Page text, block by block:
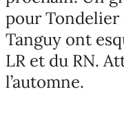
pour Tondelier
Tanguy ont
LR et du RN.
l’automne.